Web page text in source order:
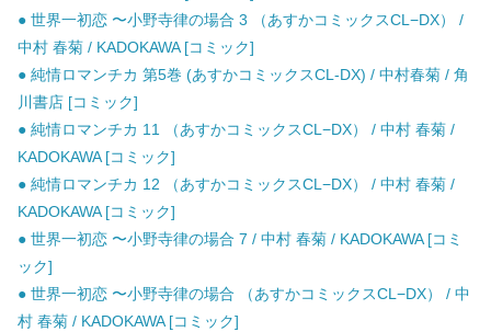
● 世界一初恋 〜小野寺律の場合 3 （あすかコミックスCL−DX） /
中村 春菊 / KADOKAWA [コミック]
● 純情ロマンチカ 第5巻 (あすかコミックスCL-DX) / 中村春菊 / 角
川書店 [コミック]
● 純情ロマンチカ 11 （あすかコミックスCL−DX） / 中村 春菊 /
KADOKAWA [コミック]
● 純情ロマンチカ 12 （あすかコミックスCL−DX） / 中村 春菊 /
KADOKAWA [コミック]
● 世界一初恋 〜小野寺律の場合 7 / 中村 春菊 / KADOKAWA [コミ
ック]
● 世界一初恋 〜小野寺律の場合 （あすかコミックスCL−DX） / 中
村 春菊 / KADOKAWA [コミック]